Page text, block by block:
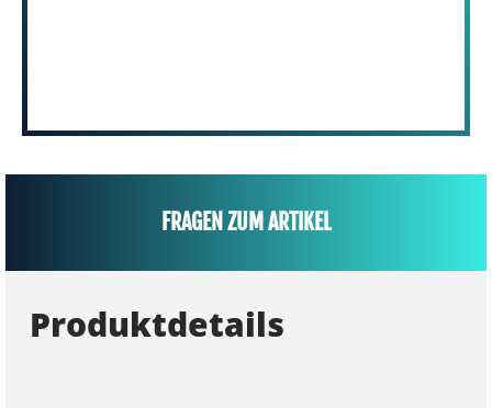
FRAGEN ZUM ARTIKEL
Produktdetails